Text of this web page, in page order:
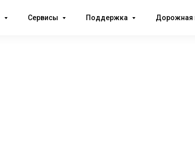
Сервисы Поддержка Дорожная